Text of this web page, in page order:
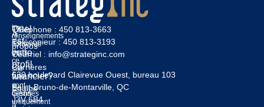
Les
renseignements
contenus
dans
ce
site
Web
sont
destinés
uniquement
Quel
est
votre
profil
financier?
Gens
à
À
propos
Carrières
Équipe
Téléphone : 450 813-3663
Télécopieur : 450 813-3193
Courriel : info@strateginc.com
630 boulevard Clairevue Ouest, bureau 103
Saint-Bruno-de-Montarville, QC
J3V 6B4